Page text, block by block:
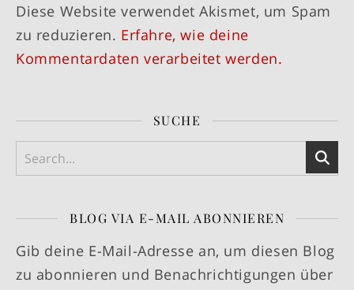
Diese Website verwendet Akismet, um Spam
zu reduzieren. Erfahre, wie deine
Kommentardaten verarbeitet werden.
SUCHE
BLOG VIA E-MAIL ABONNIEREN
Gib deine E-Mail-Adresse an, um diesen Blog
zu abonnieren und Benachrichtigungen über